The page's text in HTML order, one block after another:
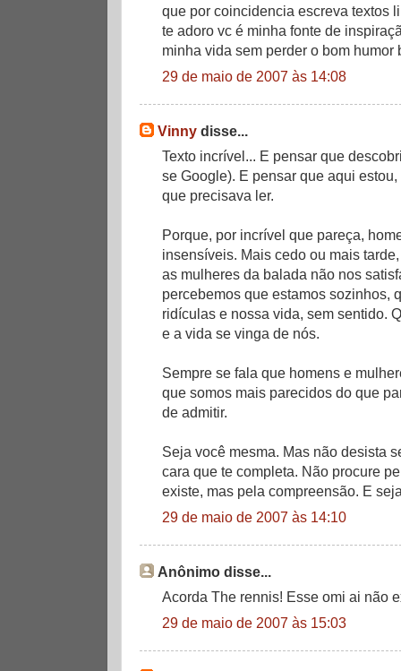
que por coincidencia escreva textos
te adoro vc é minha fonte de
minha vida sem perder o bom humor
29 de maio de 2007 às 14:08
Vinny disse...
Texto incrível... E pensar que
se Google). E pensar que aqui
que precisava ler.
Porque, por incrível que pareça,
insensíveis. Mais cedo ou mais
as mulheres da balada não nos
percebemos que estamos sozinhos,
ridículas e nossa vida, sem sentido.
e a vida se vinga de nós.
Sempre se fala que homens e
que somos mais parecidos do que
de admitir.
Seja você mesma. Mas não desista
cara que te completa. Não procure
existe, mas pela compreensão. E
29 de maio de 2007 às 14:10
Anônimo disse...
Acorda The rennis! Esse omi ai não
29 de maio de 2007 às 15:03